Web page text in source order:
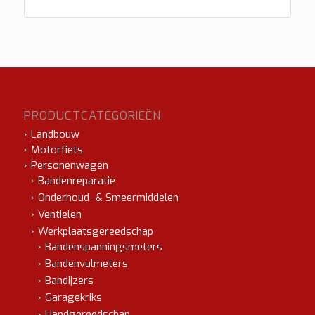
PRODUCTCATEGORIEËN
Landbouw
Motorfiets
Personenwagen
Bandenreparatie
Onderhoud- & Smeermiddelen
Ventielen
Werkplaatsgereedschap
Bandenspanningsmeters
Bandenvulmeters
Bandijzers
Garagekriks